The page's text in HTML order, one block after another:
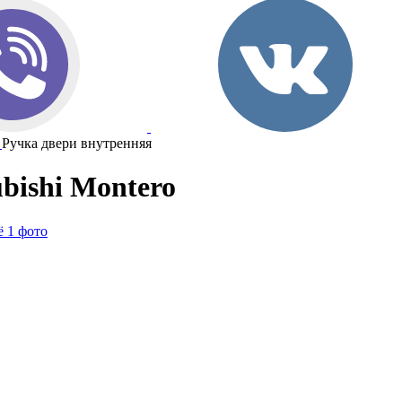
Ручка двери внутренняя
Montero
1 фото